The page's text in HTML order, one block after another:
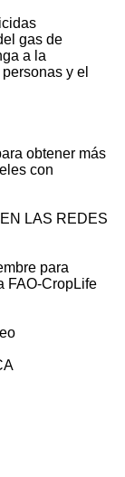
gas de
a la
y el
obtener más
con
LAS REDES
para
FAO-CropLife